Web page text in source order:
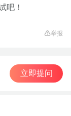
吧！
举报
立即提问